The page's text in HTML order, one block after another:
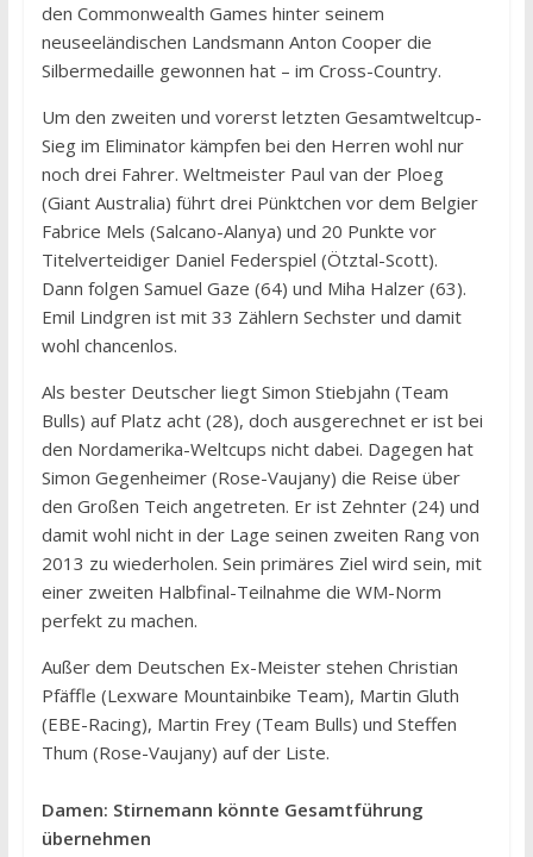
den Commonwealth Games hinter seinem
neuseeländischen Landsmann Anton Cooper die
Silbermedaille gewonnen hat – im Cross-Country.
Um den zweiten und vorerst letzten Gesamtweltcup-
Sieg im Eliminator kämpfen bei den Herren wohl nur
noch drei Fahrer. Weltmeister Paul van der Ploeg
(Giant Australia) führt drei Pünktchen vor dem Belgier
Fabrice Mels (Salcano-Alanya) und 20 Punkte vor
Titelverteidiger Daniel Federspiel (Ötztal-Scott).
Dann folgen Samuel Gaze (64) und Miha Halzer (63).
Emil Lindgren ist mit 33 Zählern Sechster und damit
wohl chancenlos.
Als bester Deutscher liegt Simon Stiebjahn (Team
Bulls) auf Platz acht (28), doch ausgerechnet er ist bei
den Nordamerika-Weltcups nicht dabei. Dagegen hat
Simon Gegenheimer (Rose-Vaujany) die Reise über
den Großen Teich angetreten. Er ist Zehnter (24) und
damit wohl nicht in der Lage seinen zweiten Rang von
2013 zu wiederholen. Sein primäres Ziel wird sein, mit
einer zweiten Halbfinal-Teilnahme die WM-Norm
perfekt zu machen.
Außer dem Deutschen Ex-Meister stehen Christian
Pfäffle (Lexware Mountainbike Team), Martin Gluth
(EBE-Racing), Martin Frey (Team Bulls) und Steffen
Thum (Rose-Vaujany) auf der Liste.
Damen: Stirnemann könnte Gesamtführung
übernehmen